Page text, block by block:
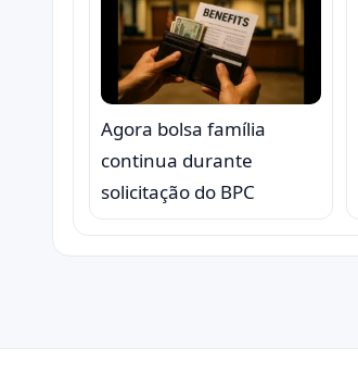
Agora bolsa família
continua durante
solicitação do BPC